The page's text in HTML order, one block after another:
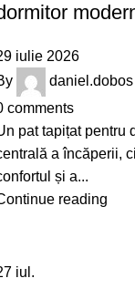
iulie 2026
daniel.dobos
comments
pat tapițat pentru
a încăperii,
și a...
reading
iul.